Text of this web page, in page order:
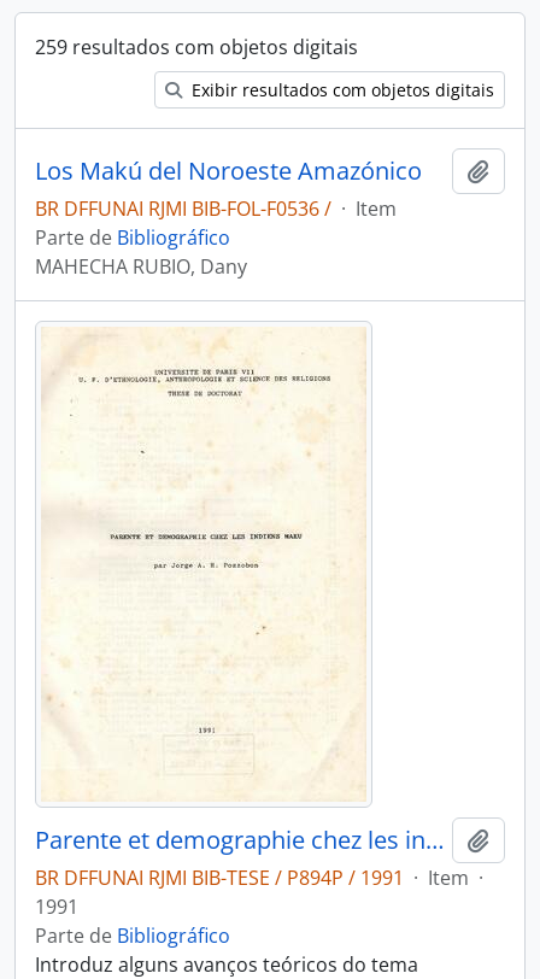
259 resultados com objetos digitais
Exibir resultados com objetos digitais
Los Makú del Noroeste Amazónico
BR DFFUNAI RJMI BIB-FOL-F0536 / · Item
Parte de Bibliográfico
MAHECHA RUBIO, Dany
Parente et demographie chez les indiens Maku
BR DFFUNAI RJMI BIB-TESE / P894P / 1991 · Item ·
1991
Parte de Bibliográfico
Introduz alguns avanços teóricos do tema